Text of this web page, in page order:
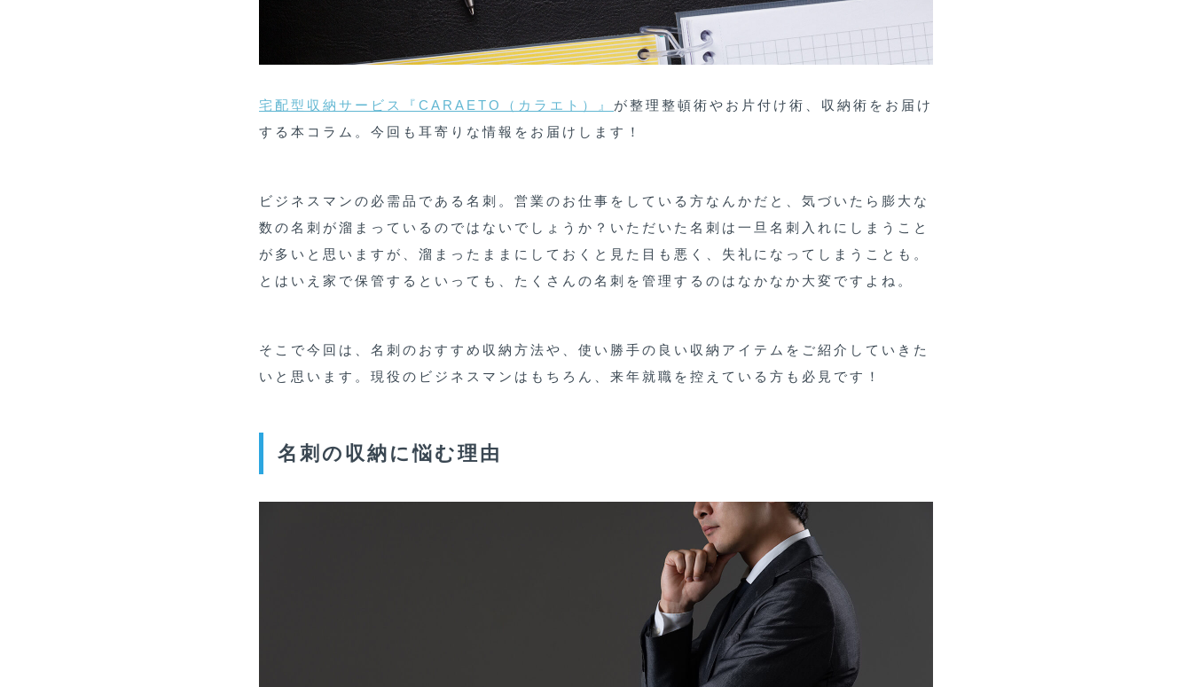
宅配型収納サービス『CARAETO（カラエト）』 が整理整頓術やお片付け術、収納術をお届け
する本コラム。今回も耳寄りな情報をお届けします！
ビジネスマンの必需品である名刺。営業のお仕事をしている方なんかだと、気づいたら膨大な
数の名刺が溜まっているのではないでしょうか？いただいた名刺は一旦名刺入れにしまうこと
が多いと思いますが、溜まったままにしておくと見た目も悪く、失礼になってしまうことも。
とはいえ家で保管するといっても、たくさんの名刺を管理するのはなかなか大変ですよね。
そこで今回は、名刺のおすすめ収納方法や、使い勝手の良い収納アイテムをご紹介していきた
いと思います。現役のビジネスマンはもちろん、来年就職を控えている方も必見です！
名刺の収納に悩む理由